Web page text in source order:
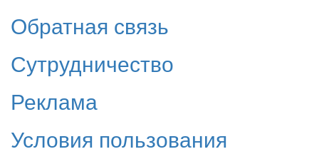
Обратная связь
Сутрудничество
Реклама
Условия пользования